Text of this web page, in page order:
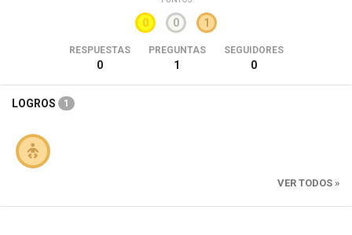
0 0 1
RESPUESTAS
0
PREGUNTAS
1
SEGUIDORES
0
LOGROS 1
VER TODOS »